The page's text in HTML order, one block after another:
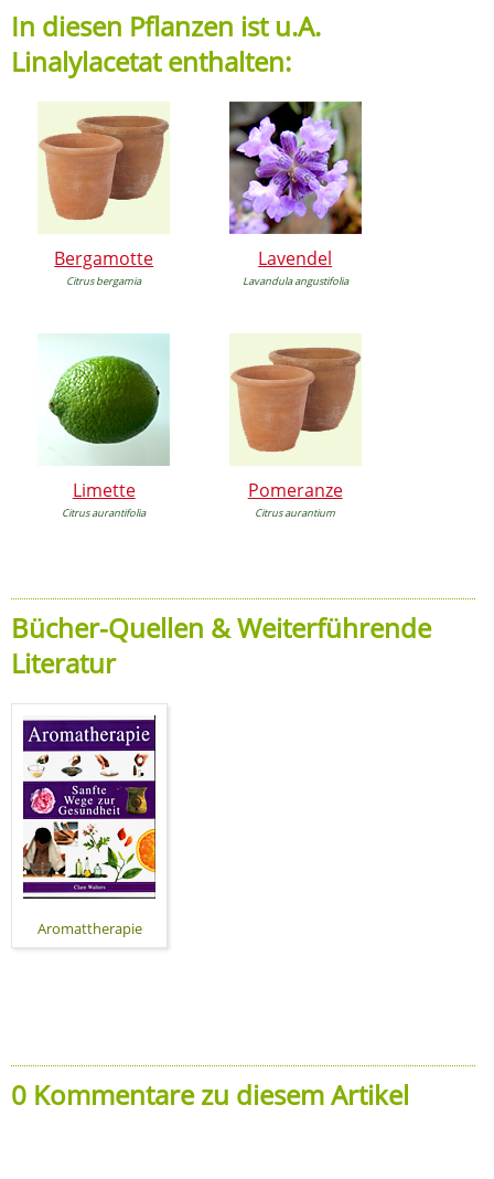
In diesen Pflanzen ist u.A.
Linalylacetat enthalten:
Bergamotte
Citrus bergamia
Lavendel
Lavandula angustifolia
Limette
Citrus aurantifolia
Pomeranze
Citrus aurantium
Bücher-Quellen & Weiterführende
Literatur
Aromattherapie
0 Kommentare zu diesem Artikel